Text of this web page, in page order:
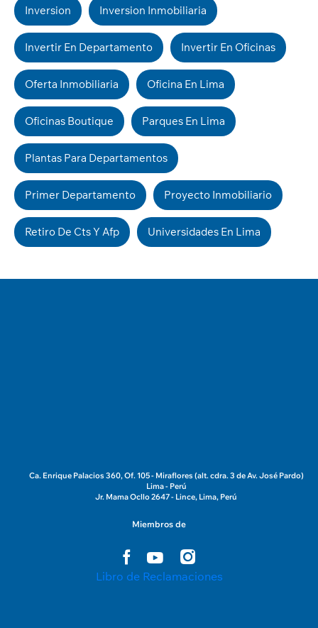
Inversion Inversion Inmobiliaria
Invertir En Departamento Invertir En Oficinas
Oferta Inmobiliaria Oficina En Lima
Oficinas Boutique Parques En Lima
Plantas Para Departamentos
Primer Departamento Proyecto Inmobiliario
Retiro De Cts Y Afp Universidades En Lima
Ca. Enrique Palacios 360, Of. 105 - Miraflores (alt. cdra. 3 de Av. José Pardo)
Lima - Perú
Jr. Mama Ocllo 2647 - Lince, Lima, Perú
Miembros de
Libro de Reclamaciones